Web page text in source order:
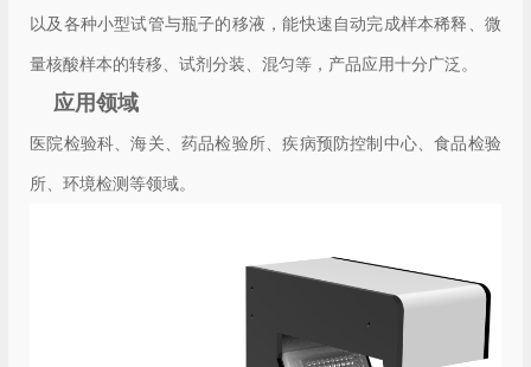
以及各种小型试管与瓶子的移液，能快速自动完成样本稀释、微
量核酸样本的转移、试剂分装、混匀等，产品应用十分广泛。
应用领域
医院检验科、海关、药品检验所、疾病预防控制中心、食品检验
所、环境检测等领域。